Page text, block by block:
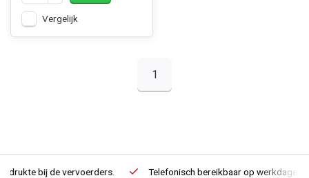
Vergelijk
1
Telefonisch bereikbaar op werkdagen van 13:00 tot 17:00